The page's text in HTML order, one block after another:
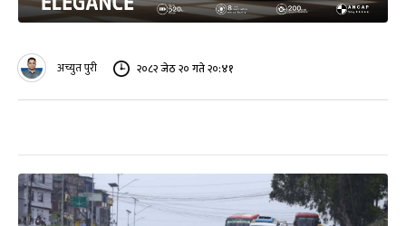
अच्युत पुरी २०८२ जेठ २० गते २०:४१